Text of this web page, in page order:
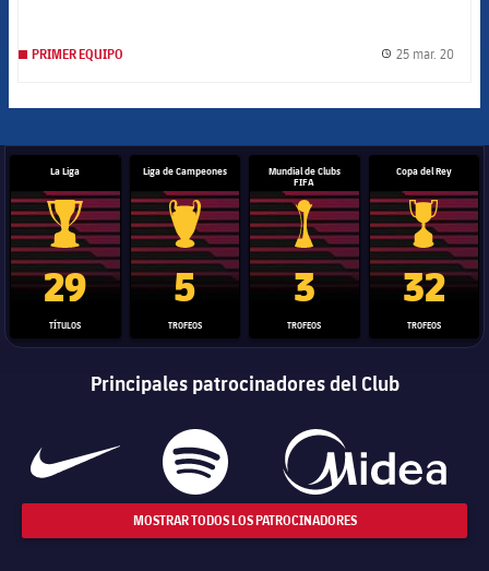
PRIMER EQUIPO 25 mar. 20
La Liga
Trofeo de La Liga
29
TÍTULOS
Liga de Campeones
Trofeo de la Liga de Campeones
5
TROFEOS
Mundial de Clubs
FIFA
Trofeo del Mundial de
3
TROFEOS
Copa del Rey
Copa del
32
TROFEOS
Principales patrocinadores del Club
MOSTRAR TODOS LOS PATROCINADORES